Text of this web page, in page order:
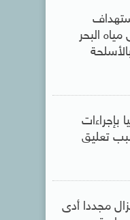
البحر
بإجراءات
تعليق
مجددا أدى